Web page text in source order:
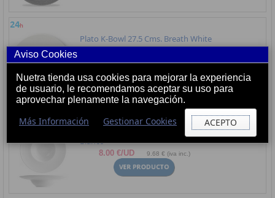
Plato K-Bowl 27.5 Cms. Breath White
Plato K-Bowl 27.5 Cms. Napoli
Blanco
8.00 €/UD 9.68 € (iva inc.)
Aviso Cookies
Nuetra tienda usa cookies para mejorar la experiencia
de usuario, le recomendamos aceptar su uso para
aprovechar plenamente la navegación.
Más Información Gestionar Cookies ACEPTO